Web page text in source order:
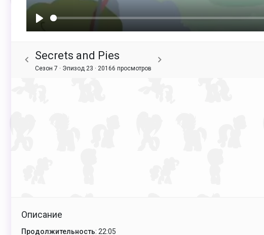
Secrets and Pies
Сезон 7 · Эпизод 23 · 20166 просмотров
Описание
Продолжительность: 22:05